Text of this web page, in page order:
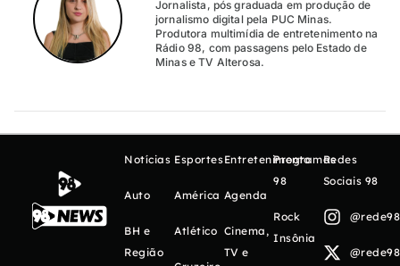
Jornalista, pós graduada em produção de
jornalismo digital pela PUC Minas.
Produtora multimídia de entretenimento na
Rádio 98, com passagens pelo Estado de
Minas e TV Alterosa.
Notícias
Auto
BH e
Região
Esportes
América
Atlético
Entretenimento
Agenda
Cinema,
TV e
Programas
98
Rock
Insônia
Redes
Sociais 98